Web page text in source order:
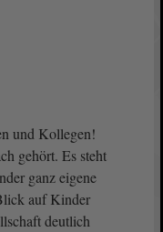
und Kollegen!
gehört. Es steht
ganz eigene
auf Kinder
deutlich